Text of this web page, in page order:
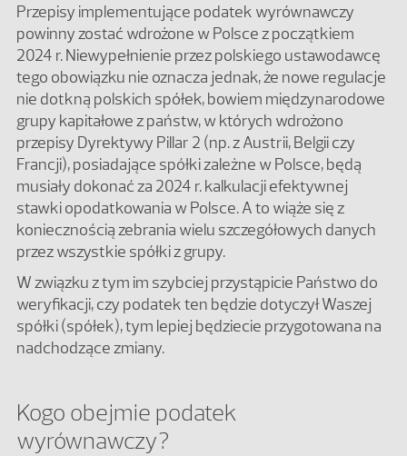
Przepisy implementujące podatek wyrównawczy
powinny zostać wdrożone w Polsce z początkiem
2024 r. Niewypełnienie przez polskiego ustawodawcę
tego obowiązku nie oznacza jednak, że nowe regulacje
nie dotkną polskich spółek, bowiem międzynarodowe
grupy kapitałowe z państw, w których wdrożono
przepisy Dyrektywy Pillar 2 (np. z Austrii, Belgii czy
Francji), posiadające spółki zależne w Polsce, będą
musiały dokonać za 2024 r. kalkulacji efektywnej
stawki opodatkowania w Polsce. A to wiąże się z
koniecznością zebrania wielu szczegółowych danych
przez wszystkie spółki z grupy.
W związku z tym im szybciej przystąpicie Państwo do
weryfikacji, czy podatek ten będzie dotyczył Waszej
spółki (spółek), tym lepiej będziecie przygotowana na
nadchodzące zmiany.
Kogo obejmie podatek
wyrównawczy?